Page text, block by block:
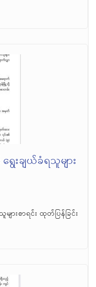
းချယ်ခံရသူများ
ားစာရင်း ထုတ်ပြန်ခြင်း